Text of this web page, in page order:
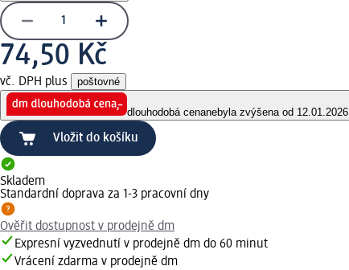
74,50 Kč
vč. DPH plus poštovné
dlouhodobá cenanebyla zvýšena od 12.01.2026
Vložit do košíku
Skladem
Standardní doprava za 1-3 pracovní dny
Ověřit dostupnost v prodejně dm
Expresní vyzvednutí v prodejně dm do 60 minut
Vrácení zdarma v prodejně dm